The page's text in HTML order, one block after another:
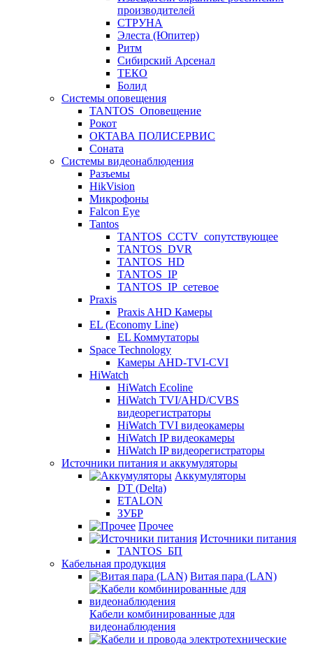
производителей
СТРУНА
Элеста (Юпитер)
Ритм
Сибирский Арсенал
ТЕКО
Болид
Системы оповещения
TANTOS_Оповещение
Рокот
ОКТАВА ПОЛИСЕРВИС
Соната
Системы видеонаблюдения
Разъемы
HikVision
Микрофоны
Falcon Eye
Tantos
TANTOS_CCTV_сопутствующее
TANTOS_DVR
TANTOS_HD
TANTOS_IP
TANTOS_IP_сетевое
Praxis
Praxis AHD Камеры
EL (Economy Line)
EL Коммутаторы
Space Technology
Камеры AHD-TVI-CVI
HiWatch
HiWatch Ecoline
HiWatch TVI/AHD/CVBS
видеорегистраторы
HiWatch TVI видеокамеры
HiWatch IP видеокамеры
HiWatch IP видеорегистраторы
Источники питания и аккумуляторы
Аккумуляторы
DT (Delta)
ETALON
ЗУБР
Прочее
Источники питания
TANTOS_БП
Кабельная продукция
Витая пара (LAN)
Кабели комбинированные для
видеонаблюдения